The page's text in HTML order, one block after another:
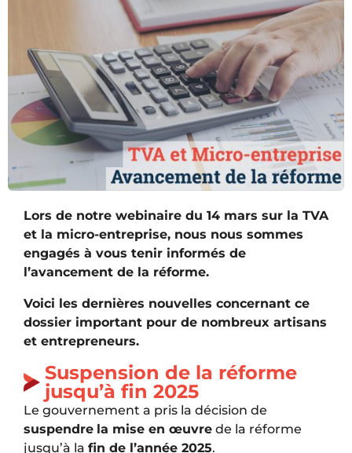
Lors de notre webinaire du 14 mars sur la TVA
et la micro-entreprise, nous nous sommes
engagés à vous tenir informés de
l’avancement de la réforme.
Voici les dernières nouvelles concernant ce
dossier important pour de nombreux artisans
et entrepreneurs.
Suspension de la réforme
jusqu’à fin 2025
Le gouvernement a pris la décision de
suspendre la mise en œuvre de la réforme
jusqu’à la fin de l’année 2025.